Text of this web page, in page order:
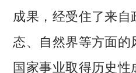
成果，经受住了来
态、自然界等方面
国家事业取得历史